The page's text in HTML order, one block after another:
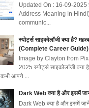
Updated On : 16-09-2025
Address Meaning in
communic...
स्पोर्ट्स साइकोलॉजी क्या है?
(Complete Career Guide)
Image by Clayton from
2025 स्पोर्ट्स साइकोलॉजी
आपने ...
Dark Web क्या है और इसमें
Dark Web क्या है और इसमें